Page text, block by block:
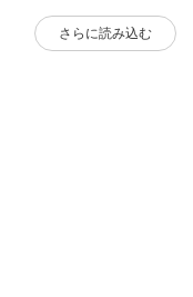
さらに読み込む